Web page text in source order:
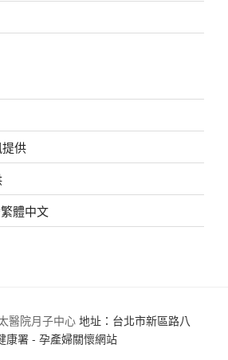
供
體中文
醫院月子中心 地址：台北市新區路八
康署 - 孕產婦關懷網站